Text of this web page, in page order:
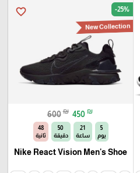
favorite_border -25%
New Collection
600 ₪ 450 ₪
5
يوم
21
ساعة
50
دقيقة
46
ثانية
Nike React Vision Men's Shoe